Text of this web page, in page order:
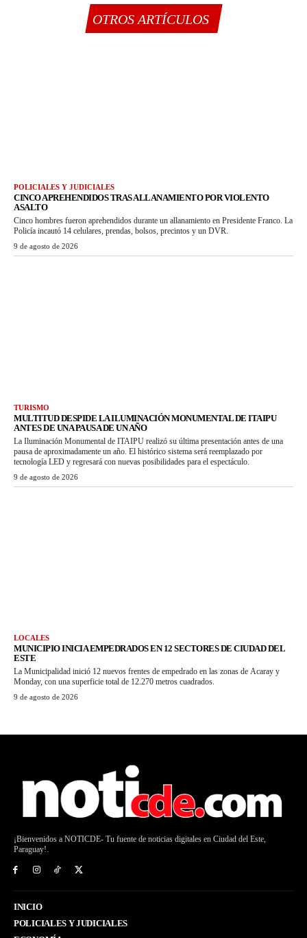
OTROS ARTÍCULOS
POLICIALES Y JUDICIALES
CINCO APREHENDIDOS TRAS ALLANAMIENTO POR VIOLENTO
ASALTO
Cinco hombres fueron aprehendidos durante un allanamiento en Presidente Franco. La
Policía incautó 14 celulares, prendas, bolsos, precintos y un DVR.
9 de agosto de 2026
TURISMO
MULTITUD DESPIDE LA ILUMINACIÓN MONUMENTAL DE ITAIPU
ANTES DE UNA PAUSA DE UN AÑO
La Iluminación Monumental de ITAIPU realizó su última presentación antes de una
pausa de aproximadamente un año. El histórico sistema será reemplazado por
tecnología LED y regresará con nuevas posibilidades para el espectáculo.
9 de agosto de 2026
LOCALES
MUNICIPIO INICIA EMPEDRADOS EN 12 SECTORES DE CIUDAD DEL
ESTE
La Municipalidad inició 12 nuevos frentes de empedrado en las zonas de Acaray y
Monday, con una superficie total de 12.270 metros cuadrados.
9 de agosto de 2026
¡Bienvenidos a NOTICDE- Tu fuente de noticias digitales en Ciudad del Este,
Paraguay!.
INICIO
POLICIALES Y JUDICIALES